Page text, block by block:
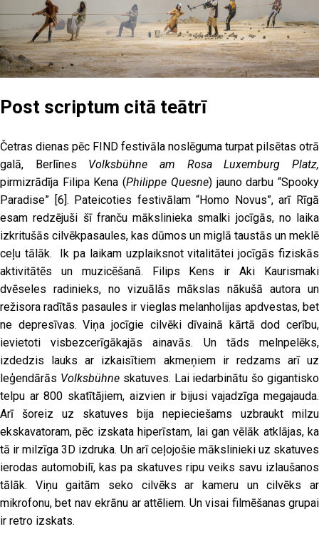
Post scriptum citā teātrī
Četras dienas pēc FIND festivāla noslēguma turpat pilsētas otrā
galā, Berlīnes Volksbühne am Rosa Luxemburg Platz,
pirmizrādīja Filipa Kena (Philippe Quesne) jauno darbu “Spooky
Paradise” [6]. Pateicoties festivālam “Homo Novus”, arī Rīgā
esam redzējuši šī franču mākslinieka smalki jocīgās, no laika
izkritušās cilvēkpasaules, kas dūmos un miglā taustās un meklē
ceļu tālāk. Ik pa laikam uzplaiksnot vitalitātei jocīgās fiziskās
aktivitātēs un muzicēšanā. Filips Kens ir Aki Kaurismaki
dvēseles radinieks, no vizuālās mākslas nākušā autora un
režisora radītās pasaules ir vieglas melanholijas apdvestas, bet
ne depresīvas. Viņa jocīgie cilvēki dīvainā kārtā dod cerību,
ievietoti visbezcerīgākajās ainavās. Un tāds melnpelēks,
izdedzis lauks ar izkaisītiem akmeņiem ir redzams arī uz
leģendārās Volksbühneskatuves. Lai iedarbinātu šo gigantisko
telpu ar 800 skatītājiem, aizvien ir bijusi vajadzīga megajauda.
Arī šoreiz uz skatuves bija nepieciešams uzbraukt milzu
ekskavatoram, pēc izskata hiperīstam, lai gan vēlāk atklājas, ka
tā ir milzīga 3D izdruka. Un arī ceļojošie mākslinieki uz skatuves
ierodas automobilī, kas pa skatuves ripu veiks savu izlaušanos
tālāk. Viņu gaitām seko cilvēks ar kameru un cilvēks ar
mikrofonu, bet nav ekrānu ar attēliem. Un visai filmēšanas grupai
ir retro izskats.